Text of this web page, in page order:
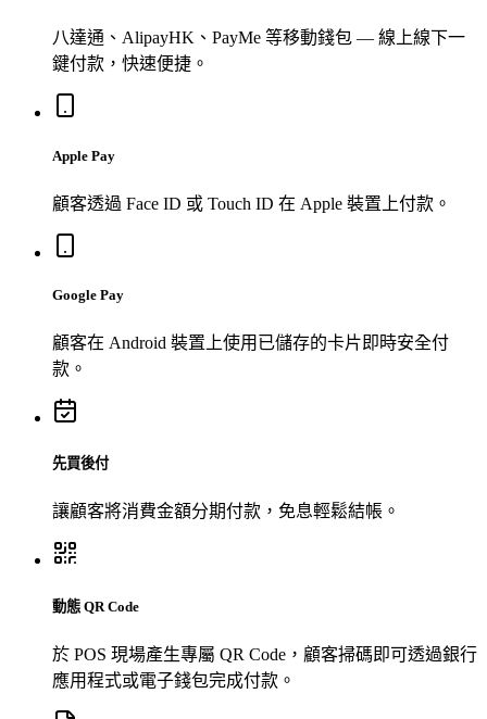
八達通、AlipayHK、PayMe 等移動錢包 — 線上線下一
鍵付款，快速便捷。
Apple Pay
顧客透過 Face ID 或 Touch ID 在 Apple 裝置上付款。
Google Pay
顧客在 Android 裝置上使用已儲存的卡片即時安全付
款。
先買後付
讓顧客將消費金額分期付款，免息輕鬆結帳。
動態 QR Code
於 POS 現場產生專屬 QR Code，顧客掃碼即可透過銀行
應用程式或電子錢包完成付款。